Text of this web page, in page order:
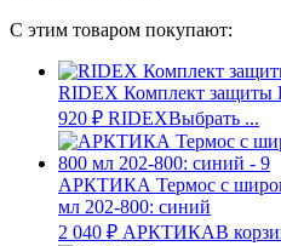
С этим товаром покупают:
RIDEX Комплект защиты
920 ₽ RIDEXВыбрать ...
АРКТИКА Термос с
мл 202-800: синий
2 040 ₽ АРКТИКАВ